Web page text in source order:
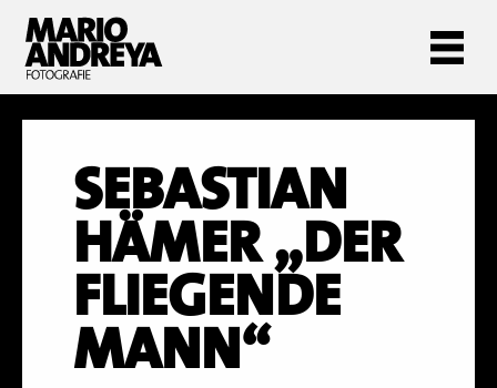
SEBASTIAN
HÄMER „DER
FLIEGENDE
MANN“